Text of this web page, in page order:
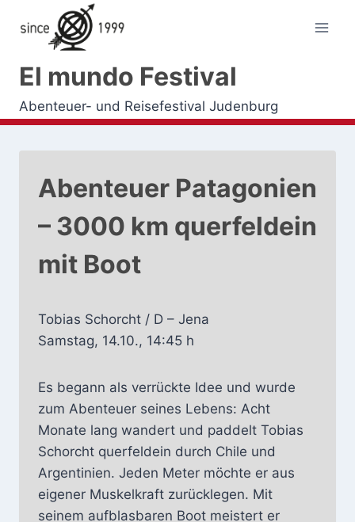
Inhalt
springen
El mundo Festival
Abenteuer- und Reisefestival Judenburg
Abenteuer Patagonien
– 3000 km querfeldein
mit Boot
Tobias Schorcht / D – Jena
Samstag, 14.10., 14:45 h
Es begann als verrückte Idee und wurde
zum Abenteuer seines Lebens: Acht
Monate lang wandert und paddelt Tobias
Schorcht querfeldein durch Chile und
Argentinien. Jeden Meter möchte er aus
eigener Muskelkraft zurücklegen. Mit
seinem aufblasbaren Boot meistert er